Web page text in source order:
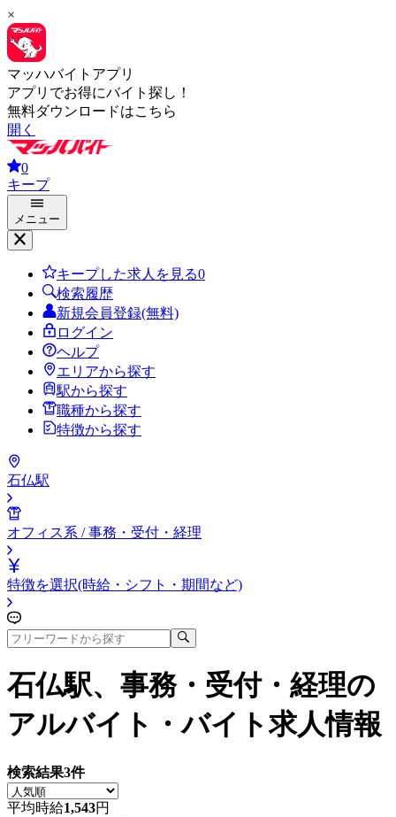
×
マッハバイトアプリ
アプリでお得にバイト探し！
無料ダウンロードはこちら
開く
0
キープ
メニュー
キープした求人を見る0
検索履歴
新規会員登録(無料)
ログイン
ヘルプ
エリアから探す
駅から探す
職種から探す
特徴から探す
石仏駅
オフィス系 / 事務・受付・経理
特徴を選択(時給・シフト・期間など)
石仏駅、事務・受付・経理の
アルバイト・バイト求人情報
検索結果3件
平均時給1,543円